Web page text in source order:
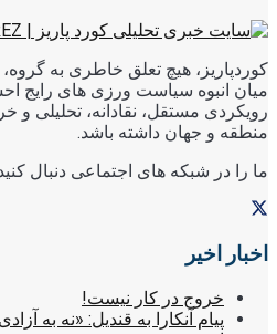
کوردپاریز، هیچ تعلق خاطری به
میان انبوه سیاست ورزی های رایج
رویکردی مستقل، نقادانه، تحلیلی و
منطقه و جهان داشته باشد.
ما را در شبکه های اجتماعی دنبال
اخبار اخیر
خروج در کار نیست!
پیام آنکارا به قندیل: «نه به